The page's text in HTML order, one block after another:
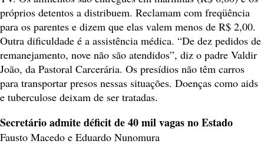
próprios detentos a distribuem. Reclamam com freqüência
para os parentes e dizem que elas valem menos de R$ 2,00.
Outra dificuldade é a assistência médica. “De dez pedidos de
remanejamento, nove não são atendidos”, diz o padre Valdir
João, da Pastoral Carcerária. Os presídios não têm carros
para transportar presos nessas situações. Doenças como aids
e tuberculose deixam de ser tratadas.
Secretário admite déficit de 40 mil vagas no Estado
Fausto Macedo e Eduardo Nunomura